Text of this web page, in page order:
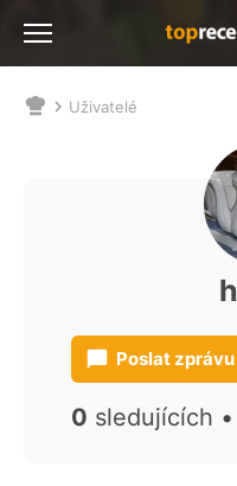
NacházíteUživatelé
Poslat zprávu
0 sledujících •